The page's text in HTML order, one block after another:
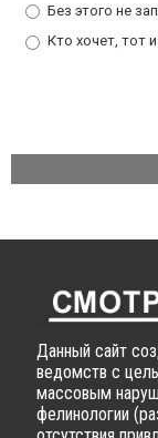
Без этого не
Кто хочет, тот
Данный сайт
ведомств с
массовым
фелинологии